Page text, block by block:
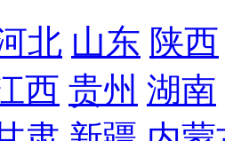
北 山东 陕西
西 贵州 湖南